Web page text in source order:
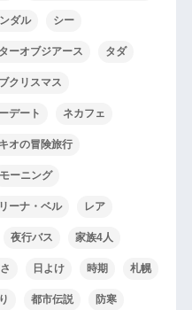
ダル シー
ーオブジアース タダ
クリスマス
デート ネカフェ
オの冒険旅行
モーニング
リーナ・ベル レア
夜行バス 家族4人
日よけ 時期 札幌
都市伝説 防寒